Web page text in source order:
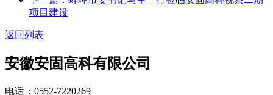
项目建设
返回列表
安徽安固高科有限公司
电话：0552-7220269